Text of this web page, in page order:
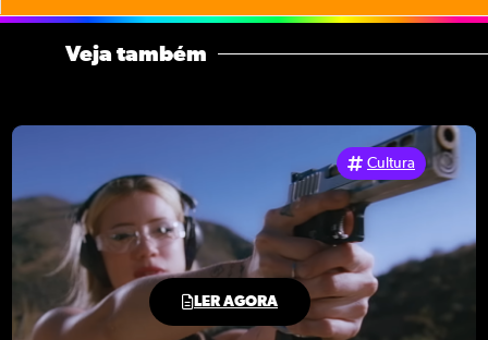
Veja também
LER AGORA
Cultura